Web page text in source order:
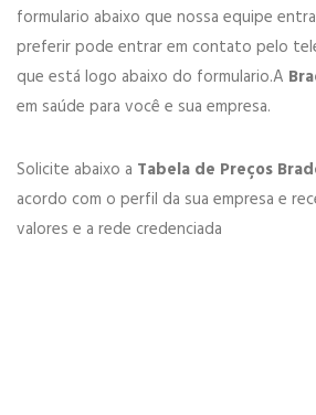
formulario abaixo que nossa equipe
preferir pode entrar em contato pelo
que está logo abaixo do formulario.A
em saúde para você e sua empresa.
Solicite abaixo a Tabela de Preços
acordo com o perfil da sua empresa e
valores e a rede credenciada